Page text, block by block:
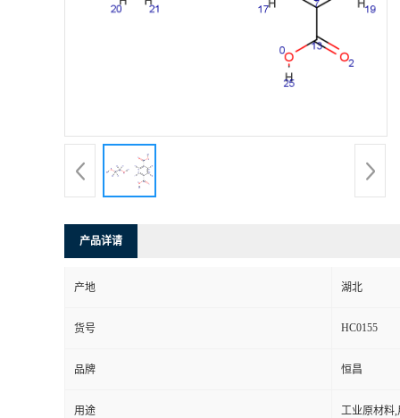
产品详请
产地 湖北
货号 HC0155
品牌 恒昌
用途 工业原材料